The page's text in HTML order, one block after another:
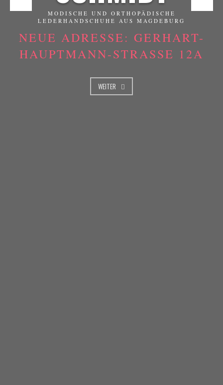
MODISCHE UND ORTHOPÄDISCHE
LEDERHANDSCHUHE AUS MAGDEBURG
NEUE ADRESSE: GERHART-
HAUPTMANN-STRASSE 12A
WEITER